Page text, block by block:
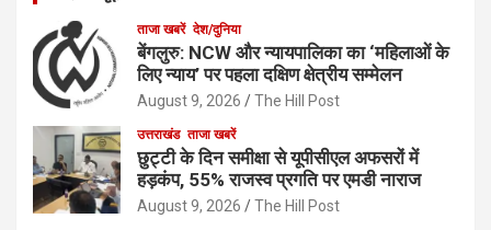
ताजा खबरें देश/दुनिया
बेंगलुरु: NCW और न्यायपालिका का ‘महिलाओं के
लिए न्याय’ पर पहला दक्षिण क्षेत्रीय सम्मेलन
August 9, 2026 The Hill Post
उत्तराखंड ताजा खबरें
छुट्टी के दिन समीक्षा से यूपीसीएल अफसरों में
हड़कंप, 55% राजस्व प्रगति पर एमडी नाराज
August 9, 2026 The Hill Post